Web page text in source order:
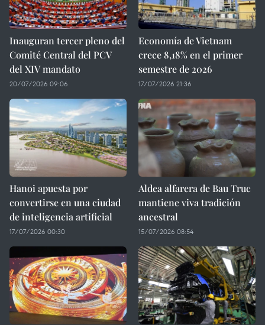
Inauguran tercer pleno del
Comité Central del PCV
del XIV mandato
20/07/2026 09:06
Economía de Vietnam
crece 8,18% en el primer
semestre de 2026
17/07/2026 21:36
Hanoi apuesta por
convertirse en una ciudad
de inteligencia artificial
17/07/2026 00:30
Aldea alfarera de Bau Truc
mantiene viva tradición
ancestral
15/07/2026 08:54